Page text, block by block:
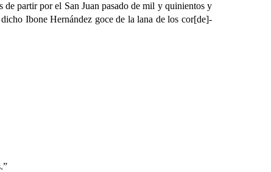
por el San Juan pasado de mil y quinientos y
Ibone Hernández goce de la lana de los cor[de]-